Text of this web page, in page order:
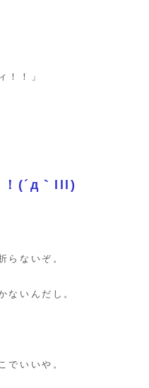
！！」
！(´д｀lll)
らないぞ。
ないんだし。
でいいや。